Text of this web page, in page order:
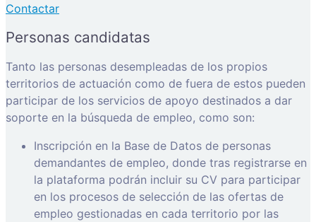
Contactar
Personas candidatas
Tanto las personas desempleadas de los propios
territorios de actuación como de fuera de estos pueden
participar de los servicios de apoyo destinados a dar
soporte en la búsqueda de empleo, como son:
Inscripción en la Base de Datos de personas
demandantes de empleo, donde tras registrarse en
la plataforma podrán incluir su CV para participar
en los procesos de selección de las ofertas de
empleo gestionadas en cada territorio por las